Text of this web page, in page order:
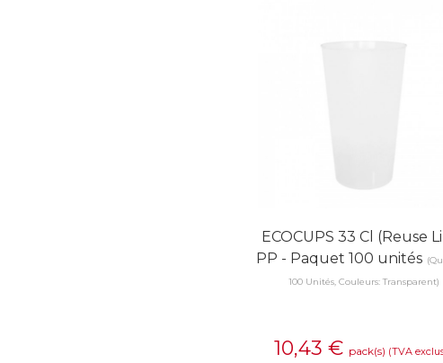
ECOCUPS 33 Cl (Reuse
PP - Paquet 100 unités
100 Unités, Couleurs: Transparent)
10,43 € pack(s) (TVA